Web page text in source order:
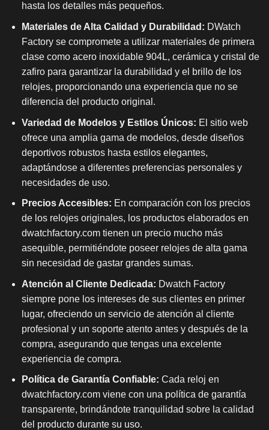
hasta los detalles más pequeños.
Materiales de Alta Calidad y Durabilidad: DWatch
Factory se compromete a utilizar materiales de primera
clase como acero inoxidable 904L, cerámica y cristal de
zafiro para garantizar la durabilidad y el brillo de los
relojes, proporcionando una experiencia que no se
diferencia del producto original.
Variedad de Modelos y Estilos Únicos: El sitio web
ofrece una amplia gama de modelos, desde diseños
deportivos robustos hasta estilos elegantes,
adaptándose a diferentes preferencias personales y
necesidades de uso.
Precios Accesibles: En comparación con los precios
de los relojes originales, los productos elaborados en
dwatchfactory.com tienen un precio mucho más
asequible, permitiéndote poseer relojes de alta gama
sin necesidad de gastar grandes sumas.
Atención al Cliente Dedicada: Dwatch Factory
siempre pone los intereses de sus clientes en primer
lugar, ofreciendo un servicio de atención al cliente
profesional y un soporte atento antes y después de la
compra, asegurando que tengas una excelente
experiencia de compra.
Política de Garantía Confiable: Cada reloj en
dwatchfactory.com viene con una política de garantía
transparente, brindándote tranquilidad sobre la calidad
del producto durante su uso.